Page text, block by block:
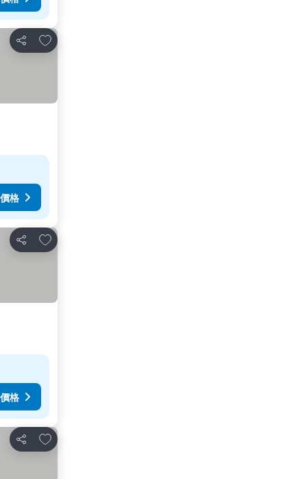
分享
放到收藏夾
格
分享
放到收藏夾
格
分享
放到收藏夾